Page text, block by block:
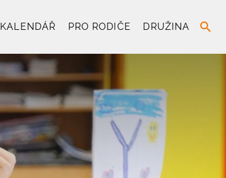
KALENDÁŘ PRO RODIČE DRUŽINA search